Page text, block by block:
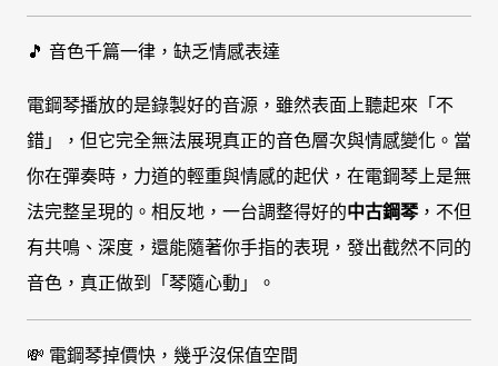
🎵 音色千篇一律，缺乏情感表達
電鋼琴播放的是錄製好的音源，雖然表面上聽起來「不
錯」，但它完全無法展現真正的音色層次與情感變化。當
你在彈奏時，力道的輕重與情感的起伏，在電鋼琴上是無
法完整呈現的。相反地，一台調整得好的中古鋼琴，不但
有共鳴、深度，還能隨著你手指的表現，發出截然不同的
音色，真正做到「琴隨心動」。
💸 電鋼琴掉價快，幾乎沒保值空間